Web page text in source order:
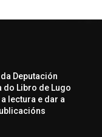
Deputación
do Libro de Lugo
lectura e dar a